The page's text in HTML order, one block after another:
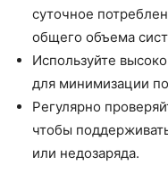
суточное
общего объема
Используйте
для минимизации
Регулярно
чтобы
или недозаряда.